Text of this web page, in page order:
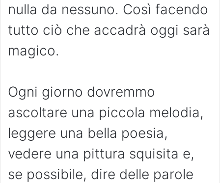
nulla da nessuno. Così facendo
tutto ciò che accadrà oggi sarà
magico.
Ogni giorno dovremmo
ascoltare una piccola melodia,
leggere una bella poesia,
vedere una pittura squisita e,
se possibile, dire delle parole